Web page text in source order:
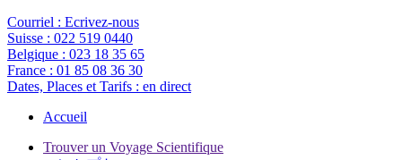
Courriel : Ecrivez-nous
Suisse : 022 519 0440
Belgique : 023 18 35 65
France : 01 85 08 36 30
Dates, Places et Tarifs : en direct
Accueil
Trouver un Voyage Scientifique